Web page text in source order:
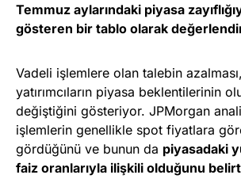
Temmuz aylarındaki piyasa
gösteren bir tablo olarak
Vadeli işlemlere olan talebin
yatırımcıların piyasa beklentilerinin
değiştiğini gösteriyor. JPMorgan
işlemlerin genellikle spot fiyatlara
gördüğünü ve bunun da piyasadaki
faiz oranlarıyla ilişkili olduğunu